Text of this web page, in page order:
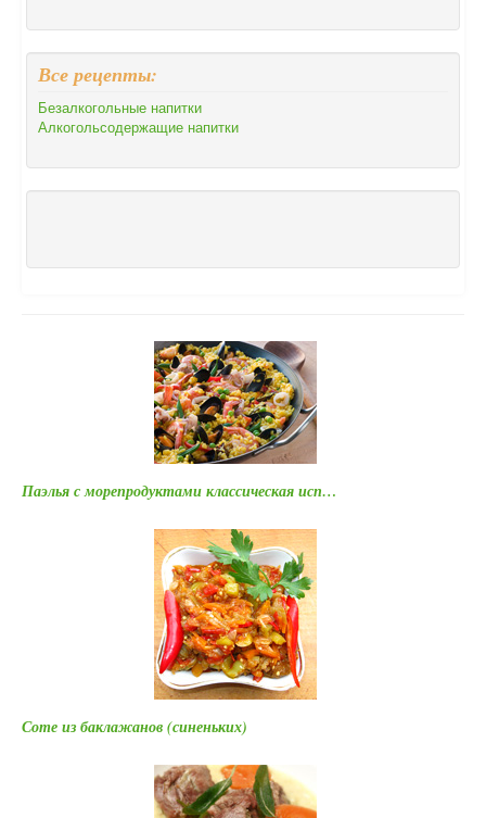
Все рецепты:
Безалкогольные напитки
Алкогольсодержащие напитки
Паэлья с морепродуктами классическая исп…
Соте из баклажанов (синеньких)